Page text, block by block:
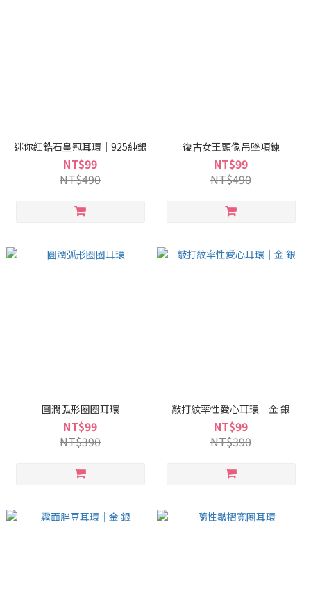
迷你紅鋯石皇冠耳環｜925純銀
NT$99
NT$490
復古女王頭像吊墜項鍊
NT$99
NT$490
圓潤弧形圈圈耳環
NT$99
NT$390
敲打紋率性愛心耳環｜金 銀
NT$99
NT$390